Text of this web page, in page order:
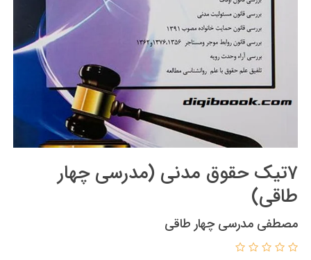
7تیک حقوق مدني (مدرسی چهار
طاقی)
مصطفی مدرسی چهار طاقی